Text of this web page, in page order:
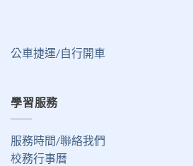
公車捷運/自行開車
學習服務
服務時間/聯絡我們
校務行事曆